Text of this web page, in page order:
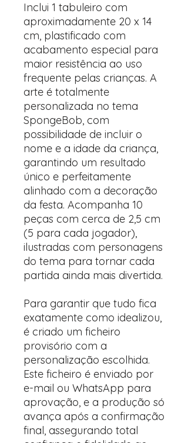
Inclui 1 tabuleiro com
aproximadamente 20 x 14
cm, plastificado com
acabamento especial para
maior resistência ao uso
frequente pelas crianças. A
arte é totalmente
personalizada no tema
SpongeBob, com
possibilidade de incluir o
nome e a idade da criança,
garantindo um resultado
único e perfeitamente
alinhado com a decoração
da festa. Acompanha 10
peças com cerca de 2,5 cm
(5 para cada jogador),
ilustradas com personagens
do tema para tornar cada
partida ainda mais divertida.
Para garantir que tudo fica
exatamente como idealizou,
é criado um ficheiro
provisório com a
personalização escolhida.
Este ficheiro é enviado por
e-mail ou WhatsApp para
aprovação, e a produção só
avança após a confirmação
final, assegurando total